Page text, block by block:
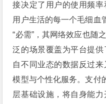
接决定了用户的使用频
用户生活的每一个毛细血
“必需”，其网络效应也随
泛的场景覆盖为平台提
自不同业态的数据反过
模型与个性化服务。支付
层基础设施，将自身能